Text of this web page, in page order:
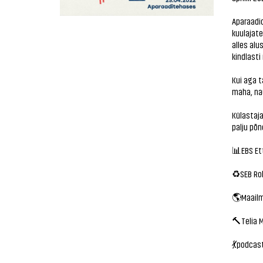
alles
kindlasti
Kui aga
maha,
palju
📊EBS
♻️SEB
🔨Telia